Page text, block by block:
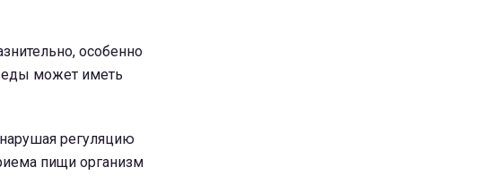
особенно
еды может иметь
регуляцию
пищи организм